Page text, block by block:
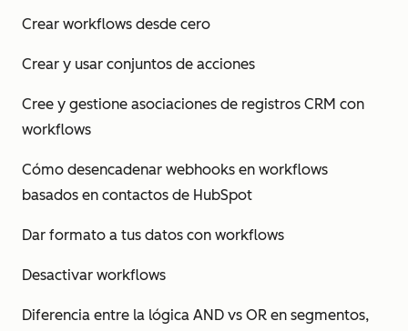
Crear workflows desde cero
Crear y usar conjuntos de acciones
Cree y gestione asociaciones de registros CRM con
workflows
Cómo desencadenar webhooks en workflows
basados en contactos de HubSpot
Dar formato a tus datos con workflows
Desactivar workflows
Diferencia entre la lógica AND vs OR en segmentos,